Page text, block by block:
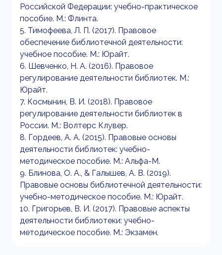
Российской Федерации: учебно-практическое
пособие. М.: Флинта.
5. Тимофеева, Л. П. (2017). Правовое
обеспечение библиотечной деятельности:
учебное пособие. М.: Юрайт.
6. Шевченко, Н. А. (2016). Правовое
регулирование деятельности библиотек. М.:
Юрайт.
7. Космынин, В. И. (2018). Правовое
регулирование деятельности библиотек в
России. М.: Волтерс Клувер.
8. Гордеев, А. А. (2015). Правовые основы
деятельности библиотек: учебно-
методическое пособие. М.: Альфа-М.
9. Блинова, О. А., & Галышев, А. В. (2019).
Правовые основы библиотечной деятельности:
учебно-методическое пособие. М.: Юрайт.
10. Григорьев, В. И. (2017). Правовые аспекты
деятельности библиотеки: учебно-
методическое пособие. М.: Экзамен.